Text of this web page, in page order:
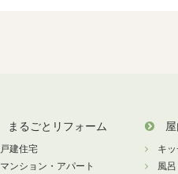
まるごとリフォーム
戸建住宅
マンション・アパート
キ
風